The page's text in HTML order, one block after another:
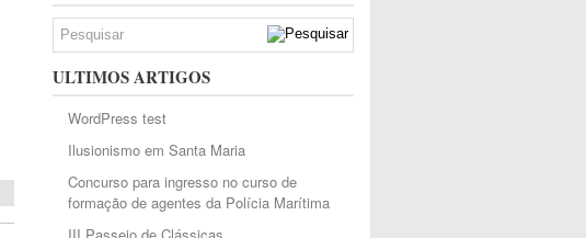
ULTIMOS ARTIGOS
WordPress test
Ilusionismo em Santa Maria
Concurso para ingresso no curso de
formação de agentes da Polícia Marítima